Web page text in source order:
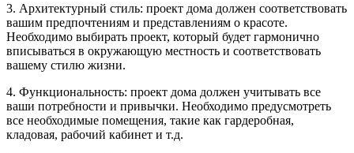
3. Архитектурный стиль: проект дома должен соответствовать
вашим предпочтениям и представлениям о красоте.
Необходимо выбирать проект, который будет гармонично
вписываться в окружающую местность и соответствовать
вашему стилю жизни.
4. Функциональность: проект дома должен учитывать все
ваши потребности и привычки. Необходимо предусмотреть
все необходимые помещения, такие как гардеробная,
кладовая, рабочий кабинет и т.д.